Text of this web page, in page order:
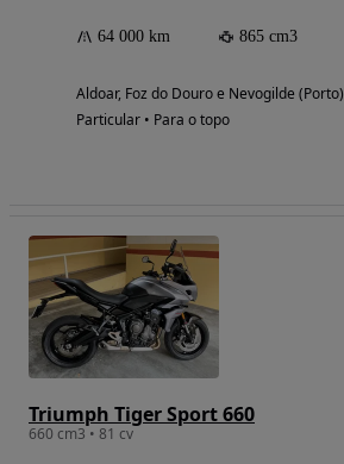
64 000 km 865 cm3
Aldoar, Foz do Douro e Nevogilde (Porto)
Particular • Para o topo
Triumph Tiger Sport 660
660 cm3 • 81 cv